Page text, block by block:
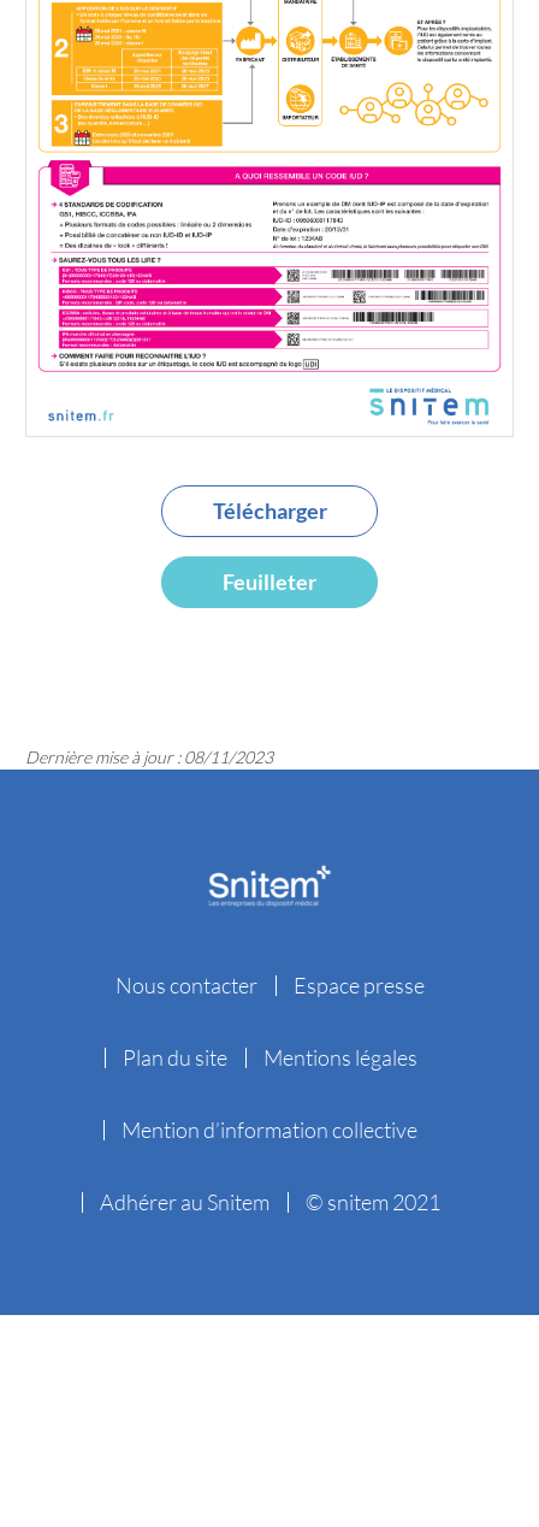
Télécharger
Feuilleter
Dernière mise à jour : 08/11/2023
Nous contacter Espace presse
Plan du site Mentions légales
Mention d’information collective
Adhérer au Snitem © snitem 2021